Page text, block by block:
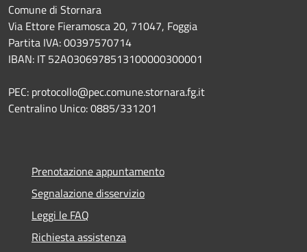
Comune di Stornara
Via Ettore Fieramosca 20, 71047, Foggia
Partita IVA: 00397570714
IBAN: IT 52A0306978513100000300001
PEC: protocollo@pec.comune.stornara.fg.it
Centralino Unico: 0885/331201
Prenotazione appuntamento
Segnalazione disservizio
Leggi le FAQ
Richiesta assistenza